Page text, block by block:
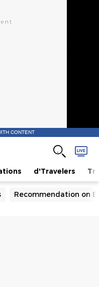
CONTENT
d'Travelers
Recommendation on